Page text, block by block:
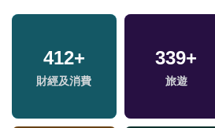
412+
財經及消費
339+
旅遊